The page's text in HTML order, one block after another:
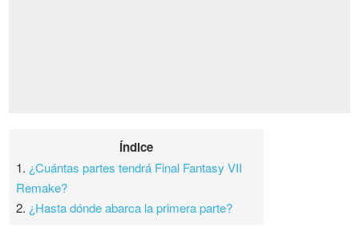
Índice
1. ¿Cuántas partes tendrá Final Fantasy VII
Remake?
2. ¿Hasta dónde abarca la primera parte?